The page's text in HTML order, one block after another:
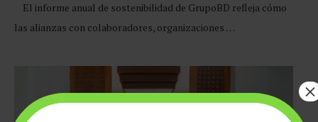
El informe anual de sostenibilidad de GrupoBD refleja cómo
las alianzas con colaboradores, organizaciones …
×